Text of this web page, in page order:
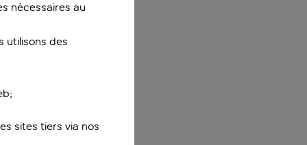
nécessaires au
utilisons des
sites tiers via nos